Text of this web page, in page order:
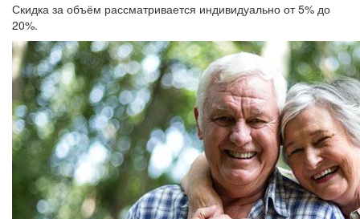
Скидка за объём рассматривается индивидуально от 5% до
20%.